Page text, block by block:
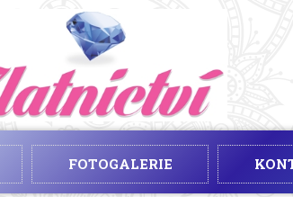
FOTOGALERIE